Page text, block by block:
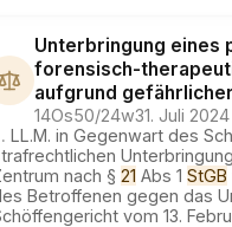
Unterbringung eines
forensisch-
aufgrund
14Os50/24w31. Juli 2024
LL.M. in Gegenwart des
nach § 21 Abs 1 StGB
Betroffenen gegen das
vom 13.